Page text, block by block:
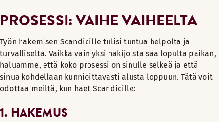
PROSESSI: VAIHE VAIHEELTA
Työn hakemisen Scandicille tulisi tuntua helpolta ja
turvalliselta. Vaikka vain yksi hakijoista saa lopulta paikan,
haluamme, että koko prosessi on sinulle selkeä ja että
sinua kohdellaan kunnioittavasti alusta loppuun. Tätä voit
odottaa meiltä, kun haet Scandicille:
1. HAKEMUS